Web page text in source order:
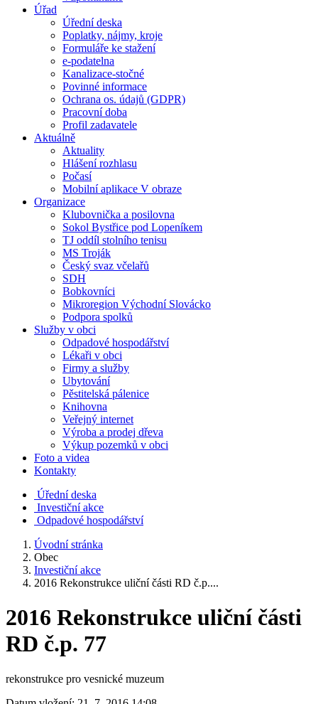
Úřad
Úřední deska
Poplatky, nájmy, kroje
Formuláře ke stažení
e-podatelna
Kanalizace-stočné
Povinné informace
Ochrana os. údajů (GDPR)
Pracovní doba
Profil zadavatele
Aktuálně
Aktuality
Hlášení rozhlasu
Počasí
Mobilní aplikace V obraze
Organizace
Klubovnička a posilovna
Sokol Bystřice pod Lopeníkem
TJ oddíl stolního tenisu
MS Troják
Český svaz včelařů
SDH
Bobkovníci
Mikroregion Východní Slovácko
Podpora spolků
Služby v obci
Odpadové hospodářství
Lékaři v obci
Firmy a služby
Ubytování
Pěstitelská pálenice
Knihovna
Veřejný internet
Výroba a prodej dřeva
Výkup pozemků v obci
Foto a videa
Kontakty
Úřední deska
Investiční akce
Odpadové hospodářství
Úvodní stránka
Obec
Investiční akce
2016 Rekonstrukce uliční části RD č.p....
2016 Rekonstrukce uliční části
RD č.p. 77
rekonstrukce pro vesnické muzeum